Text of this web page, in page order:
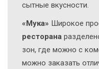
сытные вкусности.
«Мука» Широкое
ресторана
зон, где можно с
можно заказать